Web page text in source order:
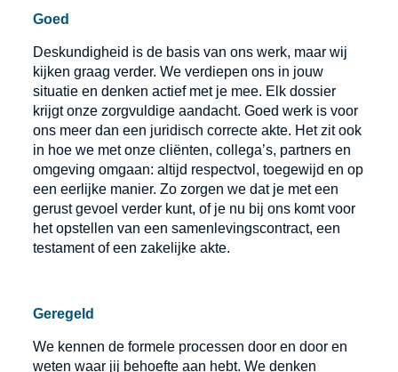
Goed
Deskundigheid is de basis van ons werk, maar wij
kijken graag verder. We verdiepen ons in jouw
situatie en denken actief met je mee. Elk dossier
krijgt onze zorgvuldige aandacht. Goed werk is voor
ons meer dan een juridisch correcte akte. Het zit ook
in hoe we met onze cliënten, collega’s, partners en
omgeving omgaan: altijd respectvol, toegewijd en op
een eerlijke manier. Zo zorgen we dat je met een
gerust gevoel verder kunt, of je nu bij ons komt voor
het opstellen van een samenlevingscontract, een
testament of een zakelijke akte.
Geregeld
We kennen de formele processen door en door en
weten waar jij behoefte aan hebt. We denken